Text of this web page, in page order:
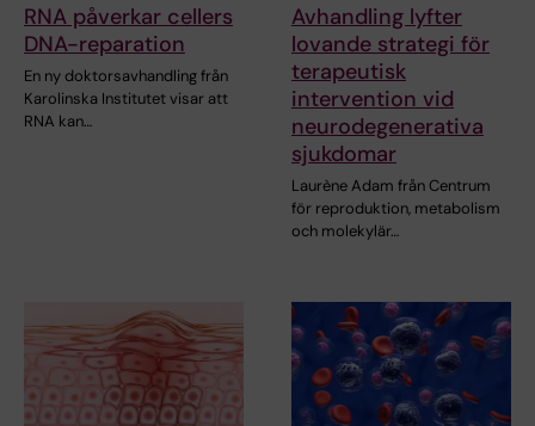
RNA påverkar cellers
DNA-reparation
En ny doktorsavhandling från
Karolinska Institutet visar att
RNA kan…
Avhandling lyfter
lovande strategi för
terapeutisk
intervention vid
neurodegenerativa
sjukdomar
Laurène Adam från Centrum
för reproduktion, metabolism
och molekylär…